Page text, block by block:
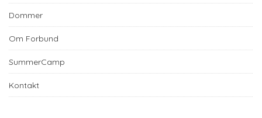
Dommer
Om Forbund
SummerCamp
Kontakt